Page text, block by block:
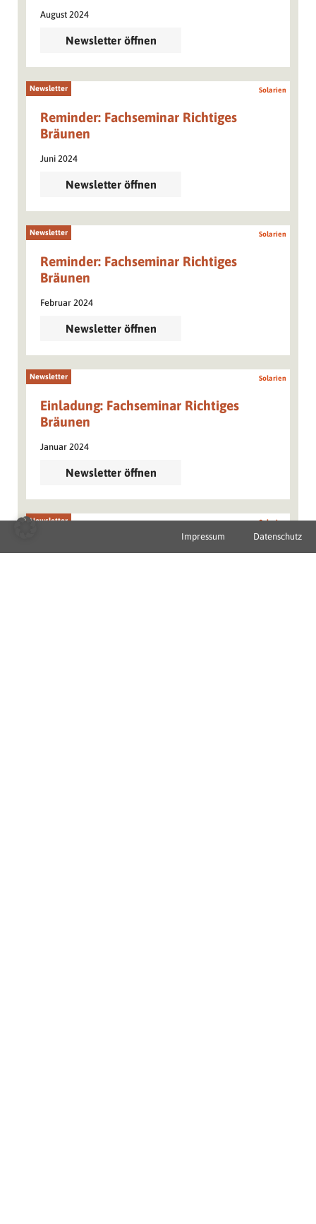
August 2024
Newsletter öffnen
Newsletter
Reminder: Fachseminar Richtiges
Bräunen
Juni 2024
Solarien
Newsletter öffnen
Newsletter
Reminder: Fachseminar Richtiges
Bräunen
Februar 2024
Solarien
Newsletter öffnen
Newsletter
Einladung: Fachseminar Richtiges
Bräunen
Januar 2024
Solarien
Newsletter öffnen
Newsletter
Förderung für Energieeffizienz in Wr.
Solarien
Impressum Datenschutz